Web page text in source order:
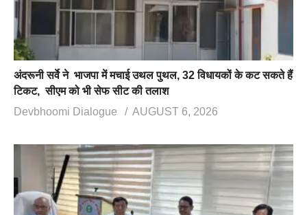
अंदरूनी सर्वे ने भाजपा में मचाई उथल पुथल, 32 विधायकों के कट सकते हैं
टिकट, सीएम को भी सेफ सीट की तलाश
Devbhoomi Dialogue
AUGUST 6, 2026